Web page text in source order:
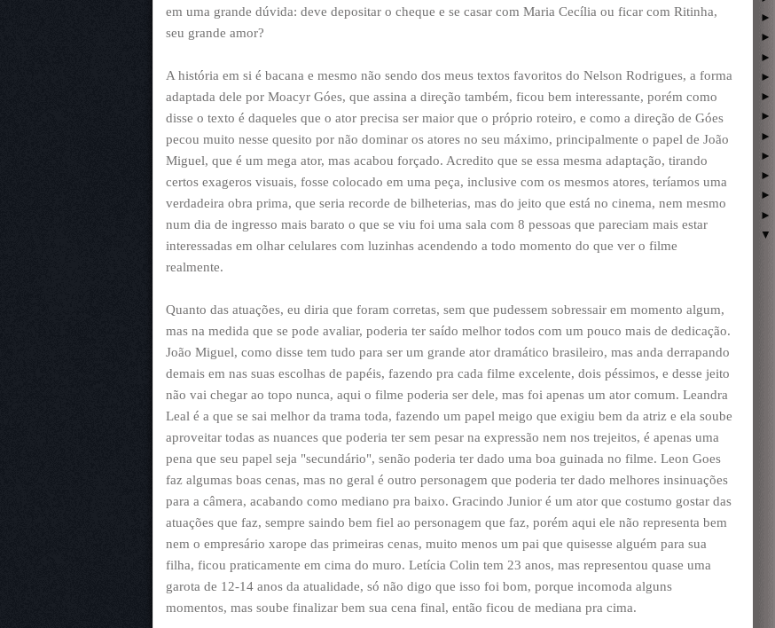
em uma grande dúvida: deve depositar o cheque e se casar com Maria Cecília ou ficar com Ritinha,
seu grande amor?
A história em si é bacana e mesmo não sendo dos meus textos favoritos do Nelson Rodrigues, a forma
adaptada dele por Moacyr Góes, que assina a direção também, ficou bem interessante, porém como
disse o texto é daqueles que o ator precisa ser maior que o próprio roteiro, e como a direção de Góes
pecou muito nesse quesito por não dominar os atores no seu máximo, principalmente o papel de João
Miguel, que é um mega ator, mas acabou forçado. Acredito que se essa mesma adaptação, tirando
certos exageros visuais, fosse colocado em uma peça, inclusive com os mesmos atores, teríamos uma
verdadeira obra prima, que seria recorde de bilheterias, mas do jeito que está no cinema, nem mesmo
num dia de ingresso mais barato o que se viu foi uma sala com 8 pessoas que pareciam mais estar
interessadas em olhar celulares com luzinhas acendendo a todo momento do que ver o filme
realmente.
Quanto das atuações, eu diria que foram corretas, sem que pudessem sobressair em momento algum,
mas na medida que se pode avaliar, poderia ter saído melhor todos com um pouco mais de dedicação.
João Miguel, como disse tem tudo para ser um grande ator dramático brasileiro, mas anda derrapando
demais em nas suas escolhas de papéis, fazendo pra cada filme excelente, dois péssimos, e desse jeito
não vai chegar ao topo nunca, aqui o filme poderia ser dele, mas foi apenas um ator comum. Leandra
Leal é a que se sai melhor da trama toda, fazendo um papel meigo que exigiu bem da atriz e ela soube
aproveitar todas as nuances que poderia ter sem pesar na expressão nem nos trejeitos, é apenas uma
pena que seu papel seja "secundário", senão poderia ter dado uma boa guinada no filme. Leon Goes
faz algumas boas cenas, mas no geral é outro personagem que poderia ter dado melhores insinuações
para a câmera, acabando como mediano pra baixo. Gracindo Junior é um ator que costumo gostar das
atuações que faz, sempre saindo bem fiel ao personagem que faz, porém aqui ele não representa bem
nem o empresário xarope das primeiras cenas, muito menos um pai que quisesse alguém para sua
filha, ficou praticamente em cima do muro. Letícia Colin tem 23 anos, mas representou quase uma
garota de 12-14 anos da atualidade, só não digo que isso foi bom, porque incomoda alguns
momentos, mas soube finalizar bem sua cena final, então ficou de mediana pra cima.
►
►
►
►
►
►
►
►
►
►
►
▼